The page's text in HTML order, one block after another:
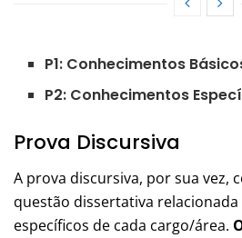
P1: Conhecimentos
P2: Conhecimentos
Prova Discursiva
A prova discursiva, por sua vez,
questão dissertativa
específicos de cada cargo/área.